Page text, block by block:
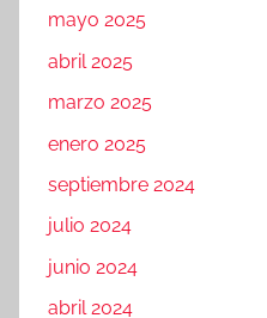
mayo 2025
abril 2025
marzo 2025
enero 2025
septiembre 2024
julio 2024
junio 2024
abril 2024